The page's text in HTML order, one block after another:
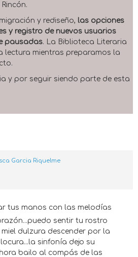
y rediseño, las opciones
y registro de nuevos usuarios
pausadas. La Biblioteca Literaria
lectura mientras preparamos la
y por seguir siendo parte de esta
Garcia Riquelme
tus manos con las melodías
sentir tu rostro
dulzura descender por la
sinfonía dejo su
bailo al compás de las